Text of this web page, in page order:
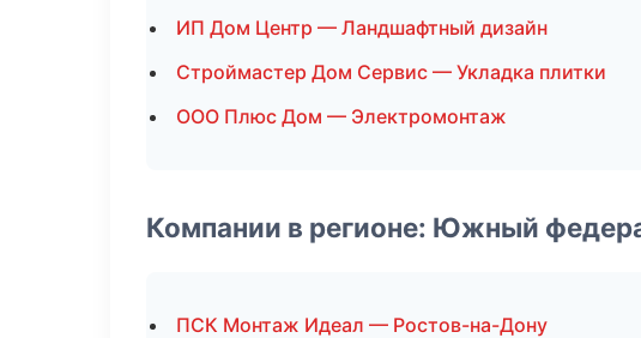
ИП Дом Центр — Ландшафтный дизайн
Строймастер Дом Сервис — Укладка плитки
ООО Плюс Дом — Электромонтаж
Компании в регионе: Южный
ПСК Монтаж Идеал — Ростов-на-Дону